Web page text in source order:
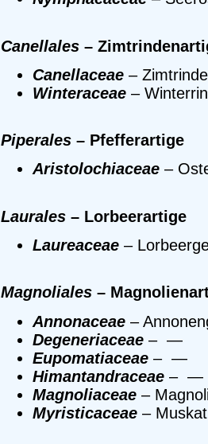
Canellales –
Canellaceae –
Winteraceae –
Piperales – Pfefferartige
Aristolochiaceae –
Laurales – Lorbeerartige
Laureaceae –
Magnoliales –
Annonaceae –
Degeneriaceae – —
Eupomatiaceae – —
Himantandraceae – —
Magnoliaceae –
Myristicaceae –